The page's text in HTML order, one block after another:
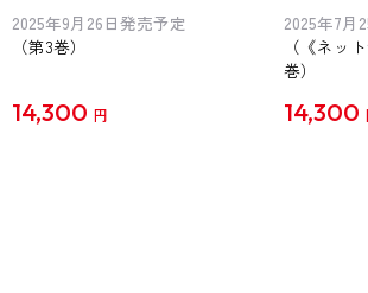
2025年9月26日発売予定
（第3巻）
14,300 円
2025年7月
（《ネッ
巻）
14,300